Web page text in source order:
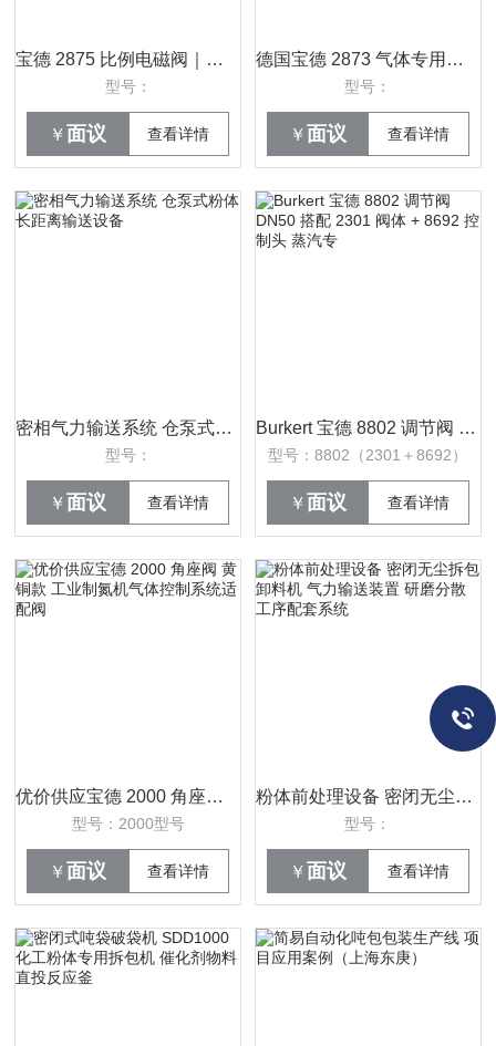
宝德 2875 比例电磁阀｜氢能 / 氮气气体流量精密控制，工业级控压方案
型号：
￥ 面议 查看详情
德国宝德 2873 气体专用比例电磁阀 脱硫脱硝 SCR 阀
型号：
￥ 面议 查看详情
密相气力输送系统 仓泵式粉体长距离输送设备
型号：
￥ 面议 查看详情
Burkert 宝德 8802 调节阀 DN50 搭配 2301 阀体 + 8692 控制头 蒸汽专
型号：8802（2301＋8692）
￥ 面议 查看详情
优价供应宝德 2000 角座阀 黄铜款 工业制氮机气体控制系统适配阀
型号：2000型号
￥ 面议 查看详情
粉体前处理设备 密闭无尘拆包卸料机 气力输送装置 研磨分散工序配套系统
型号：
￥ 面议 查看详情